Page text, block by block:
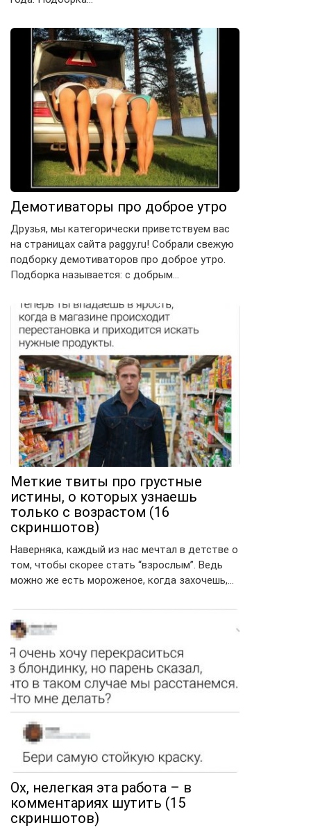
Демотиваторы про доброе утро
Друзья, мы категорически приветствуем вас
на страницах сайта paggy.ru! Собрали свежую
подборку демотиваторов про доброе утро.
Подборка называется: с добрым…
Меткие твиты про грустные
истины, о которых узнаешь
только с возрастом (16
скриншотов)
Наверняка, каждый из нас мечтал в детстве о
том, чтобы скорее стать “взрослым”. Ведь
можно же есть мороженое, когда захочешь,…
Ох, нелегкая эта работа – в
комментариях шутить (15
скриншотов)